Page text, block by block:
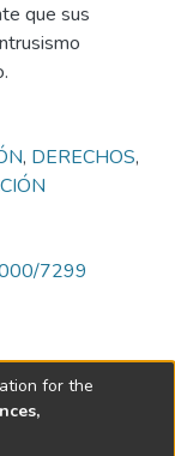
que sus
, DERECHOS,
7299
for the